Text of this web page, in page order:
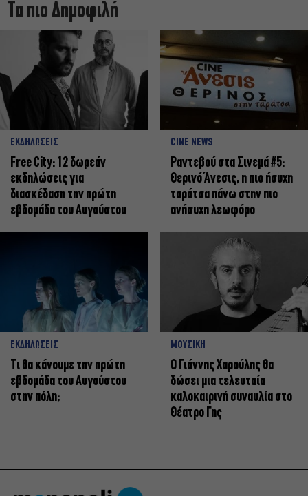
Τα πιο Δημοφιλή
ΕΚΔΗΛΩΣΕΙΣ
Free City: 12 δωρεάν
εκδηλώσεις για
διασκέδαση την πρώτη
εβδομάδα του Αυγούστου
CINE NEWS
Ραντεβού στα Σινεμά #5:
Θερινό Άνεσις, η πιο ήσυχη
ταράτσα πάνω στην πιο
ανήσυχη λεωφόρο
ΕΚΔΗΛΩΣΕΙΣ
Τι θα κάνουμε την πρώτη
εβδομάδα του Αυγούστου
στην πόλη;
ΜΟΥΣΙΚΗ
Ο Γιάννης Χαρούλης θα
δώσει μια τελευταία
καλοκαιρινή συναυλία στο
Θέατρο Γης